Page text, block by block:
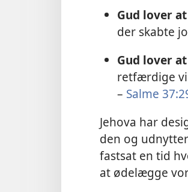
Gud lover
der skabte
Gud lover
retfærdige
– Salme
Jehova har
den og
fastsat en tid
at ødelægge